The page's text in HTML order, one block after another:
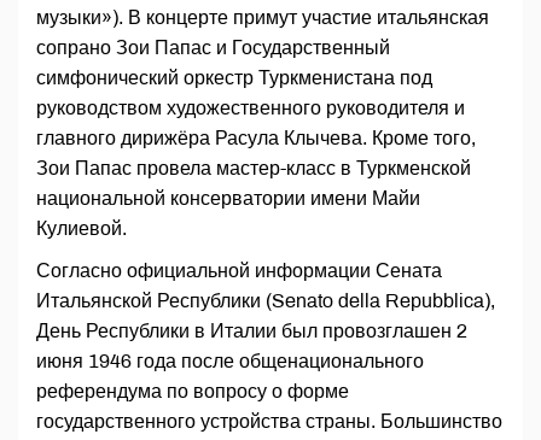
музыки»). В концерте примут участие итальянская
сопрано Зои Папас и Государственный
симфонический оркестр Туркменистана под
руководством художественного руководителя и
главного дирижёра Расула Клычева. Кроме того,
Зои Папас провела мастер-класс в Туркменской
национальной консерватории имени Майи
Кулиевой.
Согласно официальной информации Сената
Итальянской Республики (Senato della Repubblica),
День Республики в Италии был провозглашен 2
июня 1946 года после общенационального
референдума по вопросу о форме
государственного устройства страны. Большинство